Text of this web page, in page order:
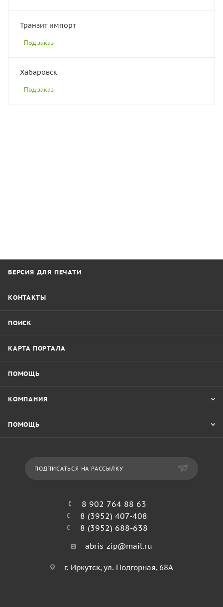
Транзит импорт
Под заказ
Хабаровск
Под заказ
ВЕРСИЯ ДЛЯ ПЕЧАТИ
КОНТАКТЫ
ПОИСК
КАРТА ПОРТАЛА
ПОМОЩЬ
КОМПАНИЯ
ПОМОЩЬ
ПОДПИСАТЬСЯ НА РАССЫЛКУ
8 902 764 88 63
8 (3952) 407-408
8 (3952) 688-638
abris_zip@mail.ru
г. Иркутск, ул. Подгорная, 68А